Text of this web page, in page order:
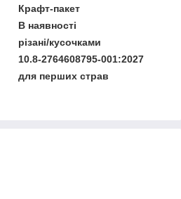
Крафт-пакет
В наявності
різані/кусочками
10.8-2764608795-001:2027
для перших страв